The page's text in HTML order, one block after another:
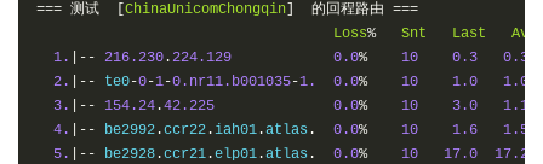
=== 测试 ChinaUnicomChongqin 的回程路由 ===
Loss% Snt Last
Avg
1.
|-- 216.230 .224.129 0.0% 10 0.3
0.3
2.
|-- te0-0-1-0.nr11.b001035-1. 0.0% 10 1.0
1.0
3.
|-- 154.24 .42.225 0.0% 10 3.0
1.1
4.
|-- be2992 .ccr22 .iah01 .atlas . 0.0% 10 1.6
1.5
5.
|-- be2928 .ccr21 .elp01 .atlas . 0.0% 10 17.0
17.2